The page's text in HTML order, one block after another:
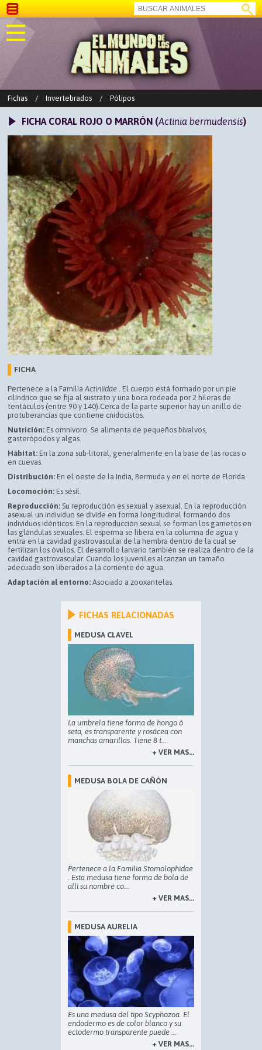
Fichas / Invertebrados / Pólipos
FICHA CORAL ROJO O MARRÓN (Actinia bermudensis)
FICHA
Pertenece a la FamiliaActiniidae . El cuerpo está formado por un pie
cilíndrico que se fija al sustrato y una boca rodeada por 2 hileras de
tentáculos (entre 90 y 140).Cerca de la parte superior hay un anillo de
protuberancias que contiene cnidocistos.
Nutrición: Es omnívoro. Se alimenta de pequeños bivalvos,
gasterópodos y algas.
Hábitat: En la zona sub-litoral, generalmente en la base de las rocas o
en cuevas.
Distribución: En el oeste de la India, Bermuda y en el norte de Florida.
Locomoción: Es sésil.
Reproducción:Su reproducción es sexual y asexual. En la reproducción
asexual un individuo se divide en forma longitudinal formando dos
individuos idénticos. En la reproducción sexual se forman los gametos en
las glándulas sexuales. El esperma se libera en la columna de agua y
entra en la cavidad gastrovascular de la hembra dentro de la cual se
fertilizan los óvulos. El desarrollo larvario también se realiza dentro de la
cavidad gastrovascular. Cuando los juveniles alcanzan un tamaño
adecuado son liberados a la corriente de agua.
Adaptación al entorno:Asociado a zooxantelas.
FICHAS RELACIONADAS
MEDUSA CLAVEL
La umbrela tiene forma de hongo ó
seta, es transparente y rosácea con
manchas amarillas. Tiene 8 t...
+ VER MAS...
MEDUSA BOLA DE CAÑÓN
Pertenece a la Familia Stomolophidae
. Esta medusa tiene forma de bola de
allí su nombre co...
+ VER MAS...
MEDUSA AURELIA
Es una medusa del tipo Scyphozoa. El
endodermo es de color blanco y su
ectodermo transparente puede ...
+ VER MAS...